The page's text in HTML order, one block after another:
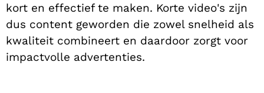
kort en effectief te maken. Korte video's zijn
dus content geworden die zowel snelheid als
kwaliteit combineert en daardoor zorgt voor
impactvolle advertenties.